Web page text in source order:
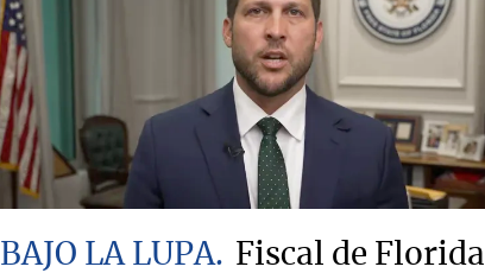
BAJO LA LUPA
Fiscal de Florida